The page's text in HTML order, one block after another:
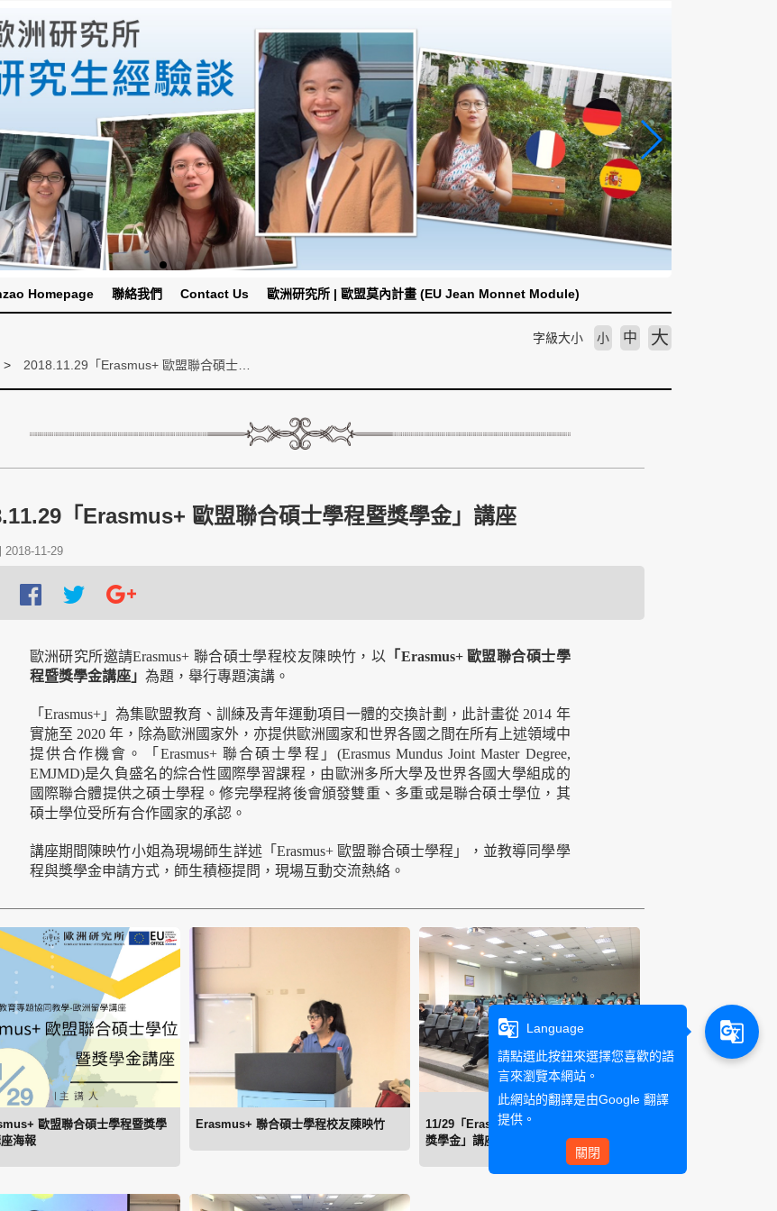
Homepage 聯絡我們 Contact Us 歐洲研究所 | 歐盟莫內計畫 (EU Jean Monnet Module)
字級大小 小 中 大
「Erasmus+ 歐盟聯合碩士學程暨獎學金」講座
2018-11-29
歐洲研究所邀請Erasmus+ 聯合碩士學程校友陳映竹，以 「Erasmus+ 歐盟聯合碩士學
程暨獎學金講座」 為題，舉行專題演講。
「Erasmus+」為集歐盟教育、訓練及青年運動項目一體的交換計劃，此計畫從 2014 年
實施至 2020 年，除為歐洲國家外，亦提供歐洲國家和世界各國之間在所有上述領域中
提供合作機會。「Erasmus+ 聯合碩士學程」(Erasmus Mundus Joint Master Degree,
EMJMD)是久負盛名的綜合性國際學習課程，由歐洲多所大學及世界各國大學組成的
國際聯合體提供之碩士學程。修完學程將後會頒發雙重、多重或是聯合碩士學位，其
碩士學位受所有合作國家的承認。
講座期間陳映竹小姐為現場師生詳述「Erasmus+ 歐盟聯合碩士學程」，並教導同學學
程與獎學金申請方式，師生積極提問，現場互動交流熱絡。
歐盟聯合碩士學程暨獎學
海報
Erasmus+ 聯合碩士學程校友陳映竹
11/29「Erasmus+ 歐盟聯合碩士學程暨
獎學金」講座
g_translate
Language
請點選此按鈕來選擇您喜歡的語
言來瀏覽本網站。
此網站的翻譯是由Google 翻譯
提供。
關閉
g_translate